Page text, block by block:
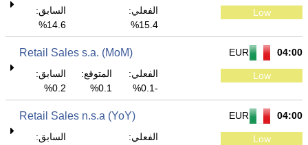
Low
الفعلي:
15.4%
السابق:
14.6%
04:00
EUR
Retail Sales s.a. (MoM)
Low
الفعلي:
-0.1%
المتوقع:
0.1%
السابق:
0.2%
04:00
EUR
Retail Sales n.s.a (YoY)
Low
الفعلي:
السابق: